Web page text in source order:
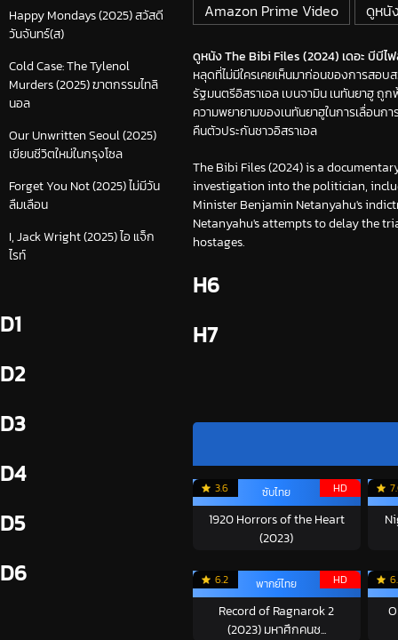
Happy Mondays (2025) สวัสดี
วันจันทร์(ส)
Cold Case: The Tylenol
Murders (2025) ฆาตกรรมไทลิ
นอล
Our Unwritten Seoul (2025)
เขียนชีวิตใหม่ในกรุงโซล
Forget You Not (2025) ไม่มีวัน
ลืมเลือน
I, Jack Wright (2025) ไอ แจ็ก
ไรท์
D1
D2
D3
D4
D5
D6
Amazon Prime Video ดูหนั
ดูหนัง The Bibi Files (2024) เดอะ บีบีไฟ
หลุดที่ไม่มีใครเคยเห็นมาก่อนของการสอ
รัฐมนตรีอิสราเอล เบนจามิน เนทันยาฮู ถูก
ความพยายามของเนทันยาฮูในการเลื่อน
คืนตัวประกันชาวอิสราเอล
The Bibi Files (2024) is a
investigation into the politician,
Minister Benjamin Netanyahu's
Netanyahu's attempts to delay the
hostages.
H6
H7
3.6 HD
ซับไทย
1920 Horrors of the Heart
(2023)
6.2 HD
พากย์ไทย
Record of Ragnarok 2
(2023) มหาศึกคนช...